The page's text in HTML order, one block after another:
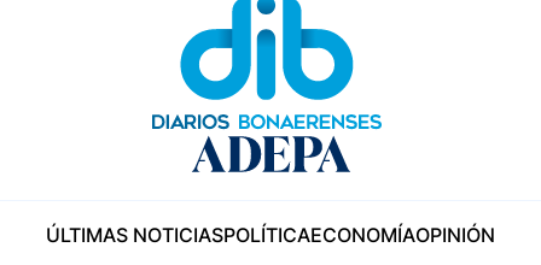
ÚLTIMAS NOTICIASPOLÍTICAECONOMÍAOPINIÓN